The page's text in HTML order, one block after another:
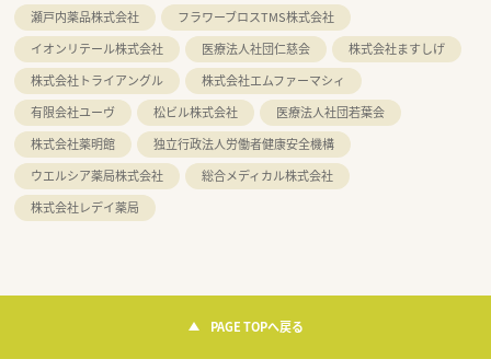
瀬戸内薬品株式会社
フラワーブロスTMS株式会社
イオンリテール株式会社
医療法人社団仁慈会
株式会社ますしげ
株式会社トライアングル
株式会社エムファーマシィ
有限会社ユーヴ
松ビル株式会社
医療法人社団若葉会
株式会社薬明館
独立行政法人労働者健康安全機構
ウエルシア薬局株式会社
総合メディカル株式会社
株式会社レデイ薬局
PAGE TOPへ戻る